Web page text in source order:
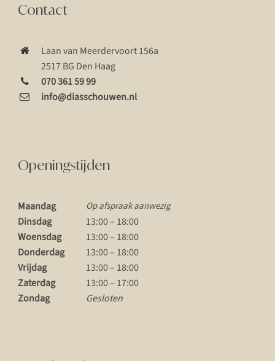
Contact
Laan van Meerdervoort 156a
2517 BG Den Haag
070 361 59 99
info@diasschouwen.nl
Openingstijden
Maandag Op afspraak aanwezig
Dinsdag
13:00 – 18:00
Woensdag
13:00 – 18:00
Donderdag
13:00 – 18:00
Vrijdag
13:00 – 18:00
Zaterdag
13:00 – 17:00
Zondag
Gesloten